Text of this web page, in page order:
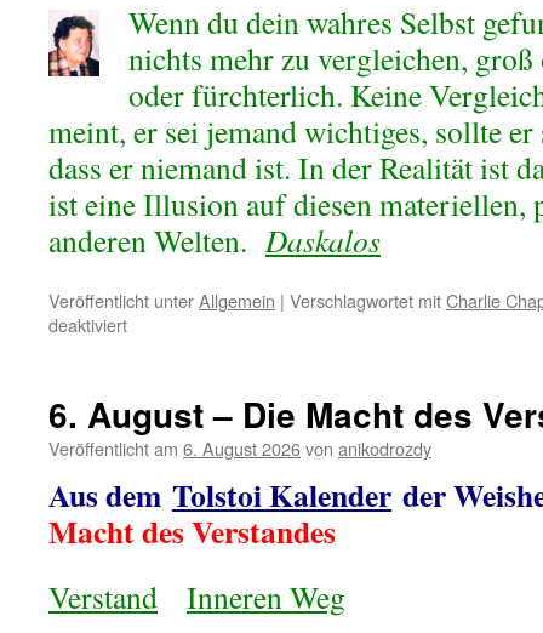
Wenn du dein wahres Selbst
nichts mehr zu vergleichen,
oder fürchterlich. Keine
meint, er sei jemand wichtiges, sollte er
dass er niemand ist. In der Realität ist
ist eine Illusion auf diesen materiellen,
anderen Welten. Daskalos
Veröffentlicht unterAllgemein | Verschlagwortet mitCharlie
deaktiviertfür
August
–
und
Ruhm
6. August – Die Macht des
Veröffentlicht am 6. August 2026von anikodrozdy
Aus dem Tolstoi Kalender der
Macht des Verstandes
Verstand
Inneren Weg